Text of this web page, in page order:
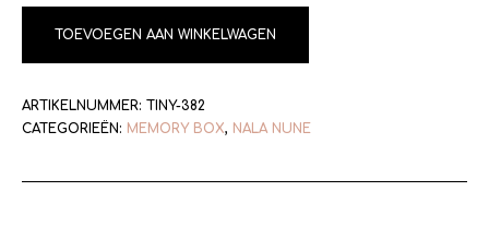
TOEVOEGEN AAN WINKELWAGEN
ARTIKELNUMMER: TINY-382
CATEGORIEËN: MEMORY BOX, NALA NUNE